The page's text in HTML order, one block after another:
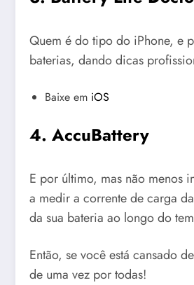
Quem é do tipo do iPhone, e
baterias, dando dicas
Baixe em iOS
4. AccuBattery
E por último, mas não menos
a medir a corrente de carga
da sua bateria ao longo do
Então, se você está cansado
de uma vez por todas!